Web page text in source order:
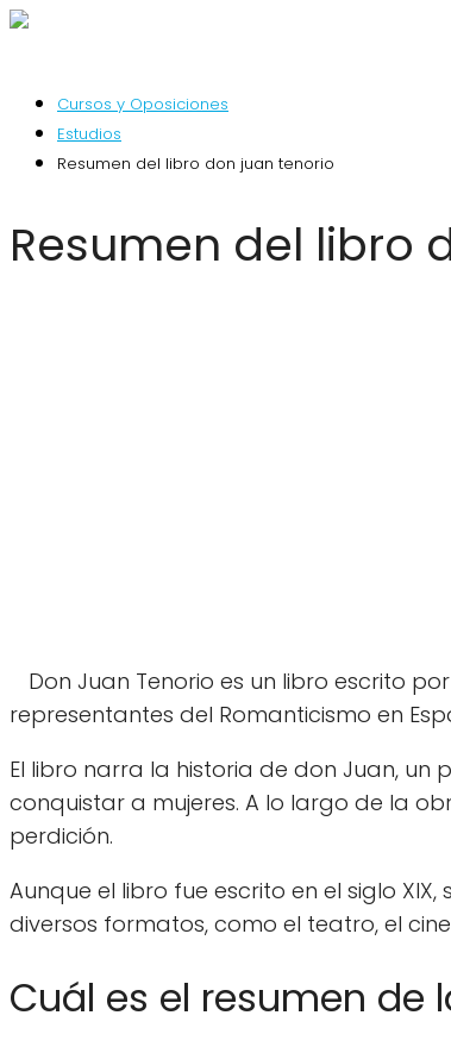
Cursos y Oposiciones
Estudios
Resumen del libro don juan tenorio
Resumen del libro
Don Juan Tenorio es un libro escrito
representantes del Romanticismo en
El libro narra la historia de don Juan,
conquistar a mujeres. A lo largo de la
perdición.
Aunque el libro fue escrito en el siglo
diversos formatos, como el teatro, el
Cuál es el resumen de